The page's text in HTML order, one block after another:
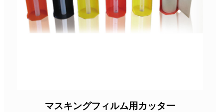
マスキングフィルム用カッター